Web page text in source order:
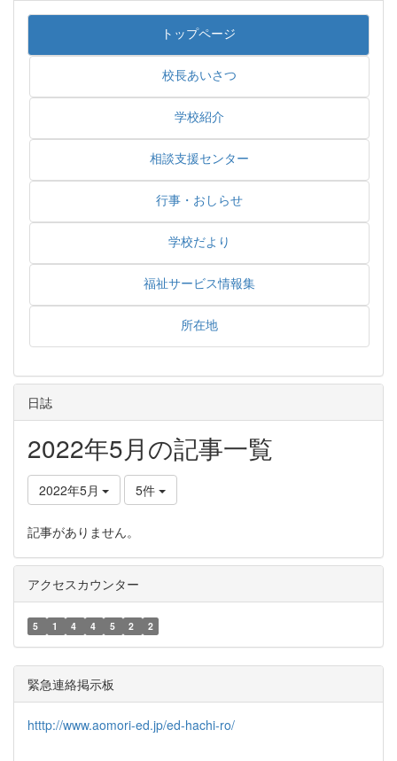
トップページ
校長あいさつ
学校紹介
相談支援センター
行事・おしらせ
学校だより
福祉サービス情報集
所在地
日誌
2022年5月の記事一覧
2022年5月 5件
記事がありません。
アクセスカウンター
5 1 4 4 5 2 2
緊急連絡掲示板
htttp://www.aomori-ed.jp/ed-hachi-ro/